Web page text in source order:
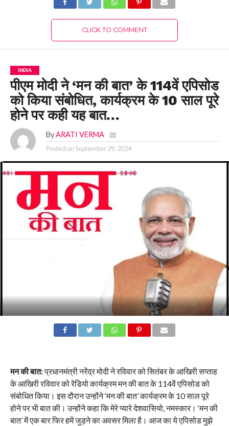
CLICK TO COMMENT
INDIA
पीएम मोदी ने ‘मन की बात’ के 114वें एपिसोड
को किया संबोधित, कार्यक्रम के 10 साल पूरे
होने पर कही यह बात…
By ARATI VERMA
Posted onSeptember 29, 2024
मन की बात:प्रधानमंत्री नरेंद्र मोदी ने रविवार को सितंबर के आखिरी सप्ताह
के आखिरी रविवार को रेडियो कार्यक्रम मन की बात के 114वें एपिसोड को
संबोधित किया। इस दौरान उन्होंने ‘मन की बात’ कार्यक्रम के 10 साल पूरे
होने पर भी बात की। उन्होंने कहा कि मेरे प्यारे देशवासियो, नमस्कार। ‘मन की
बात’ में एक बार फिर हमें जुड़ने का अवसर मिला है। आज का ये एपिसोड मुझे